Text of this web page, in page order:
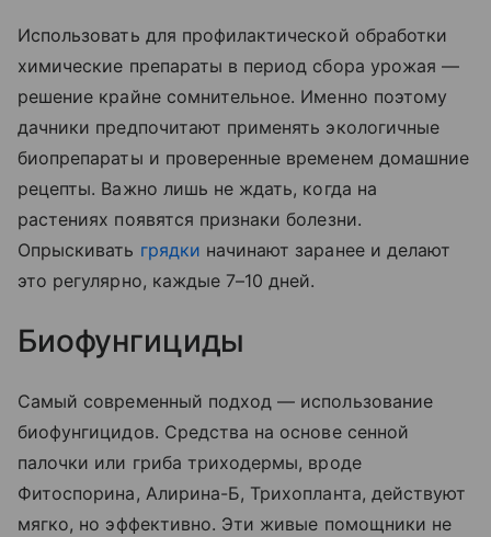
Использовать для профилактической обработки
химические препараты в период сбора урожая —
решение крайне сомнительное. Именно поэтому
дачники предпочитают применять экологичные
биопрепараты и проверенные временем домашние
рецепты. Важно лишь не ждать, когда на
растениях появятся признаки болезни.
Опрыскивать грядки начинают заранее и делают
это регулярно, каждые 7–10 дней.
Биофунгициды
Самый современный подход — использование
биофунгицидов. Средства на основе сенной
палочки или гриба триходермы, вроде
Фитоспорина, Алирина-Б, Трихопланта, действуют
мягко, но эффективно. Эти живые помощники не